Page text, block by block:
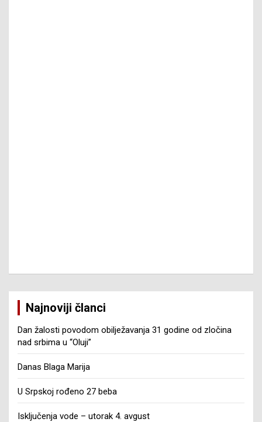
Najnoviji članci
Dan žalosti povodom obilježavanja 31 godine od zločina
nad srbima u “Oluji”
Danas Blaga Marija
U Srpskoj rođeno 27 beba
Isključenja vode – utorak 4. avgust